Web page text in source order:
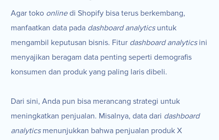
Agar toko onlinedi Shopify bisa terus berkembang,
manfaatkan data pada dashboard analyticsuntuk
mengambil keputusan bisnis. Fitur dashboard analyticsini
menyajikan beragam data penting seperti demografis
konsumen dan produk yang paling laris dibeli.
Dari sini, Anda pun bisa merancang strategi untuk
meningkatkan penjualan. Misalnya, data dari dashboard
analytics menunjukkan bahwa penjualan produk X